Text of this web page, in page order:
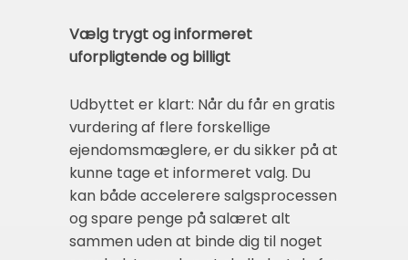
Vælg trygt og informeret
uforpligtende og billigt
Udbyttet er klart: Når du får en gratis
vurdering af flere forskellige
ejendomsmæglere, er du sikker på at
kunne tage et informeret valg. Du
kan både accelerere salgsprocessen
og spare penge på salæret alt
sammen uden at binde dig til noget